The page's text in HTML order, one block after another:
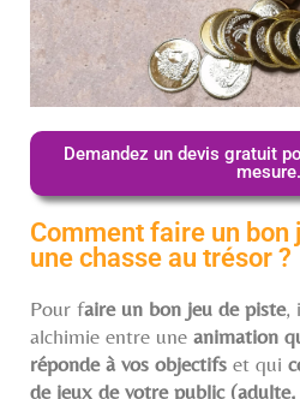
Demandez un devis gratuit
mesure.
Comment faire un bon
une chasse au trésor ?
Pour faire un bon jeu de piste,
alchimie entre une animation
réponde à vos objectifs et qui
de jeux de votre public